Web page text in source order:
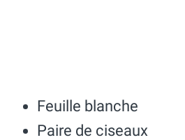
Feuille blanche
Paire de ciseaux